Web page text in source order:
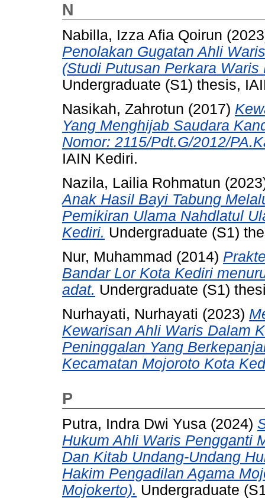
N
Nabilla, Izza Afia Qoirun
Penolakan Gugatan Ahli
(Studi Putusan Perkara
Undergraduate (S1) thesis,
Nasikah, Zahrotun (2017)
Yang Menghijab Saudara
Nomor: 2115/Pdt.G/2012/
IAIN Kediri.
Nazila, Lailia Rohmatun
Anak Hasil Bayi Tabung
Pemikiran Ulama Nahdlatul
Kediri. Undergraduate (S1)
Nur, Muhammad (2014)
Bandar Lor Kota Kediri
adat. Undergraduate (S1)
Nurhayati, Nurhayati (2023)
Kewarisan Ahli Waris Dalam
Peninggalan Yang
Kecamatan Mojoroto Kota
P
Putra, Indra Dwi Yusa (2024)
Hukum Ahli Waris Pengganti
Dan Kitab Undang-Undang
Hakim Pengadilan Agama
Mojokerto). Undergraduate